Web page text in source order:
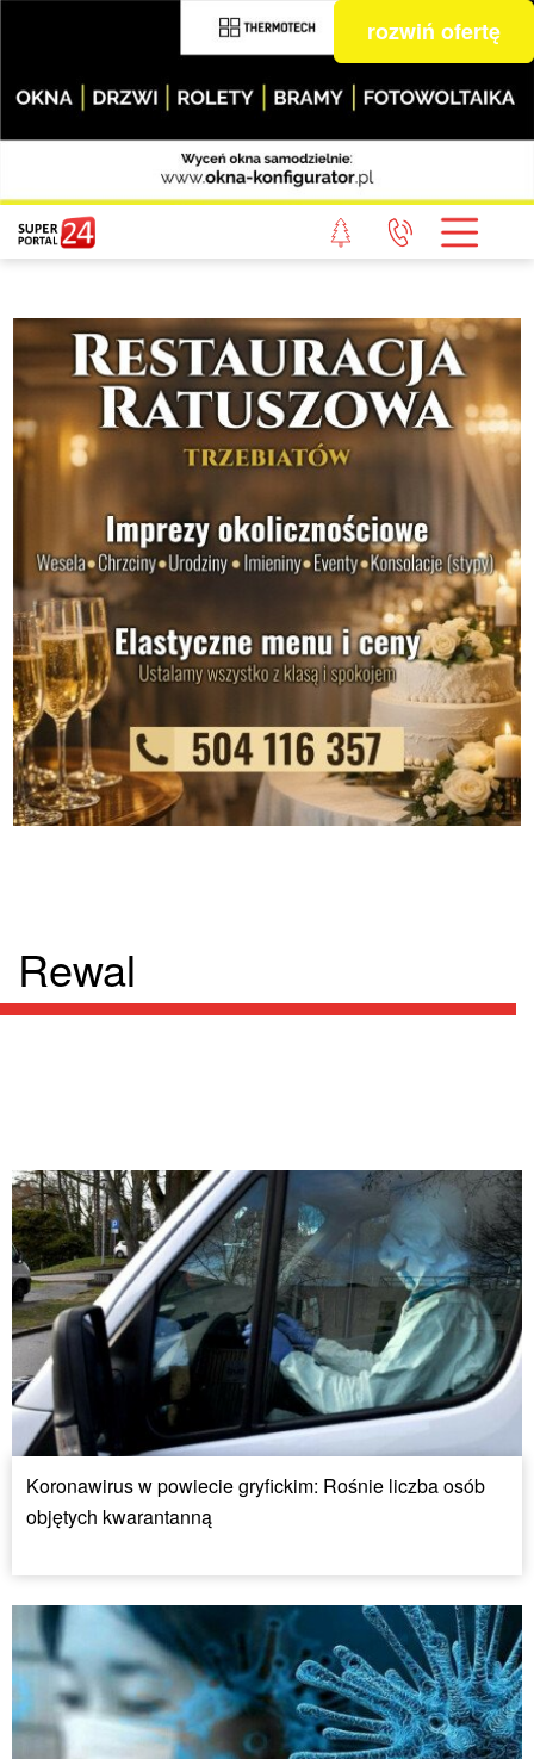
rozwiń ofertę
Rewal
Koronawirus w powiecie gryfickim: Rośnie liczba osób
objętych kwarantanną